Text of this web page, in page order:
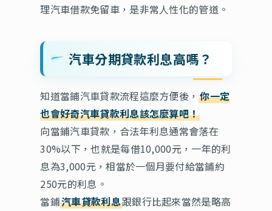
理汽車借款免留車，是非常人性化的管道。
汽車分期貸款利息高嗎？
知道當鋪汽車貸款流程這麼方便後，你一定
也會好奇汽車貸款利息該怎麼算吧！
向當鋪汽車貸款，合法年利息通常會落在
30%以下，也就是每借10,000元，一年的利
息為3,000元，相當於一個月要付給當鋪約
250元的利息。
當鋪汽車貸款利息跟銀行比起來當然是略高